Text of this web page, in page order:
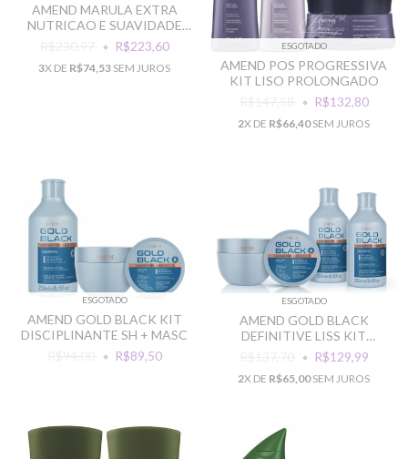
AMEND MARULA EXTRA
NUTRICAO E SUAVIDADE
PARA CABELOS SECOS
R$230,97 R$223,60
3X DE R$74,53 SEM JUROS
ESGOTADO
AMEND POS PROGRESSIVA
KIT LISO PROLONGADO
R$147,58
R$132,80
2X DE R$66,40SEM JUROS
ESGOTADO
AMEND GOLD BLACK KIT
DISCIPLINANTE SH + MASC
R$94,00
R$89,50
ESGOTADO
AMEND GOLD BLACK
DEFINITIVE LISS KIT
CABELOS ALISADOS
R$137,70 R$129,99
2X DE R$65,00SEM JUROS